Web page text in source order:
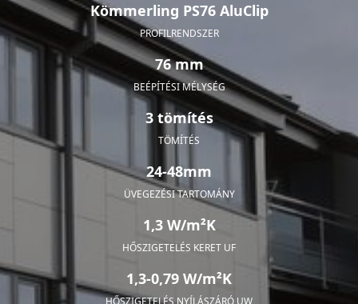
Kömmerling PS76 AluClip
PROFILRENDSZER
76 mm
BEÉPÍTÉSI MÉLYSÉG
3 tömítés
TÖMÍTÉS
24-48mm
ÜVEGEZÉSI TARTOMÁNY
1,3 W/m²K
HŐSZIGETELÉS KERET UF
1,3-0,79 W/m²K